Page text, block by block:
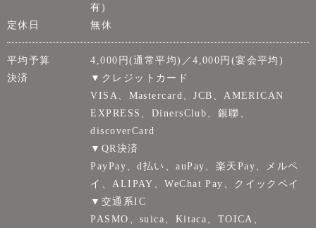
有)
定休日
無休
平均予算
4,000円(通常平均)／4,000円(宴会平均)
決済
▼クレジットカード
VISA、Mastercard、JCB、AMERICAN
EXPRESS、DinersClub、銀聯、
discoverCard
▼QR決済
PayPay、d払い、auPay、楽天Pay、メルペ
イ、ALIPAY、WeChat Pay、クイックペイ
▼交通系IC
PASMO、suica、Kitaca、TOICA、